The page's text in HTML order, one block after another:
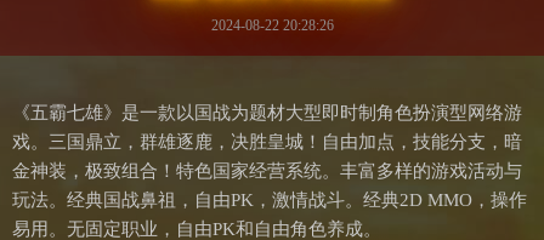
2024-08-22 20:28:26
《五霸七雄》是一款以国战为题材大型即时制角色扮演型网络游
戏。三国鼎立，群雄逐鹿，决胜皇城！自由加点，技能分支，暗
金神装，极致组合！特色国家经营系统。丰富多样的游戏活动与
玩法。经典国战鼻祖，自由PK，激情战斗。经典2D MMO，操作
易用。无固定职业，自由PK和自由角色养成。